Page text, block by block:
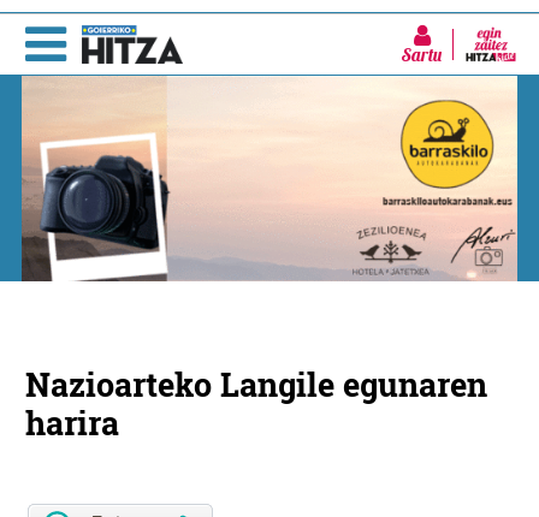
Sartu
Nazioarteko Langile egunaren
harira